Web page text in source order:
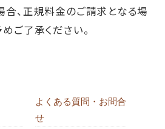
、正規料金のご請求となる場
ご了承ください。
よくある質問・お問合
せ